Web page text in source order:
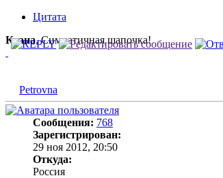
Цитата
Ксана, Симпатичная шапочка!
Petrovna
Сообщения: 768
Зарегистрирован:
29 ноя 2012, 20:50
Откуда:
Россия